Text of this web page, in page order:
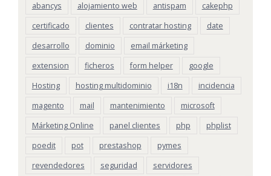
abancys alojamiento web antispam
cakephp
certificado
clientes contratar hosting
date
desarrollo
dominio
email márketing
extension
ficheros form helper
google
Hosting
hosting multidominio i18n
incidencia
magento
mail mantenimiento
microsoft
Márketing Online
panel clientes php
phplist
poedit
pot prestashop
pymes
revendedores
seguridad
servidores